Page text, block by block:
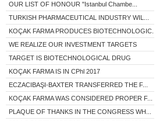
OUR LIST OF HONOUR "Istanbul Chambe...
TURKISH PHARMACEUTICAL INDUSTRY WIL...
KOÇAK FARMA PRODUCES BIOTECHNOLOGIC...
WE REALIZE OUR INVESTMENT TARGETS
TARGET IS BIOTECHNOLOGICAL DRUG
KOÇAK FARMA IS IN CPhl 2017
ECZACIBAŞI-BAXTER TRANSFERRED THE F...
KOÇAK FARMA WAS CONSIDERED PROPER F...
PLAQUE OF THANKS IN THE CONGRESS WH...